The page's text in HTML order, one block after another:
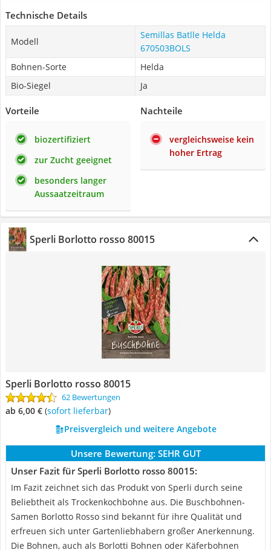
Technische Details
Modell
Semillas Batlle Helda
670503BOLS
Bohnen-Sorte
Helda
Bio-Siegel
Ja
Vorteile
biozertifiziert
zur Zucht geeignet
besonders langer
Aussaatzeitraum
Nachteile
vergleichsweise kein
hoher Ertrag
Sperli Borlotto rosso 80015
Sperli Borlotto rosso 80015
62 Bewertungen
ab 6,00 € ( Sofort lieferbar)
Preisvergleich und weitere Angebote
Unsere Bewertung: SEHR GUT
Unser Fazit für Sperli Borlotto rosso 80015:
Im Fazit zeichnet sich das Produkt von Sperli durch seine
Beliebtheit als Trockenkochbohne aus. Die Buschbohnen-
Samen Borlotto Rosso sind bekannt für ihre Qualität und
erfreuen sich unter Gartenliebhabern großer Anerkennung.
Die Bohnen, auch als Borlotti Bohnen oder Käferbohnen